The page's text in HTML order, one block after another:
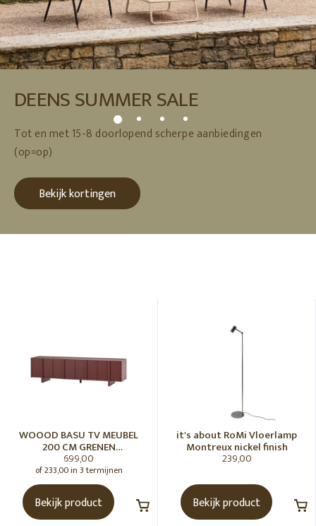
DEENS SUMMER SALE
Tot en met 15-8 doorlopend scherpe aanbiedingen
(op=op)
Bekijk kortingen
WOOOD BASU TV MEUBEL
200 CM GRENEN
BORDEAUXROOD [fsc]
699,00
of 233,00 in 3 termijnen
Bekijk product
it's about RoMi Vloerlamp
Montreux nickel finish
239,00
Bekijk product